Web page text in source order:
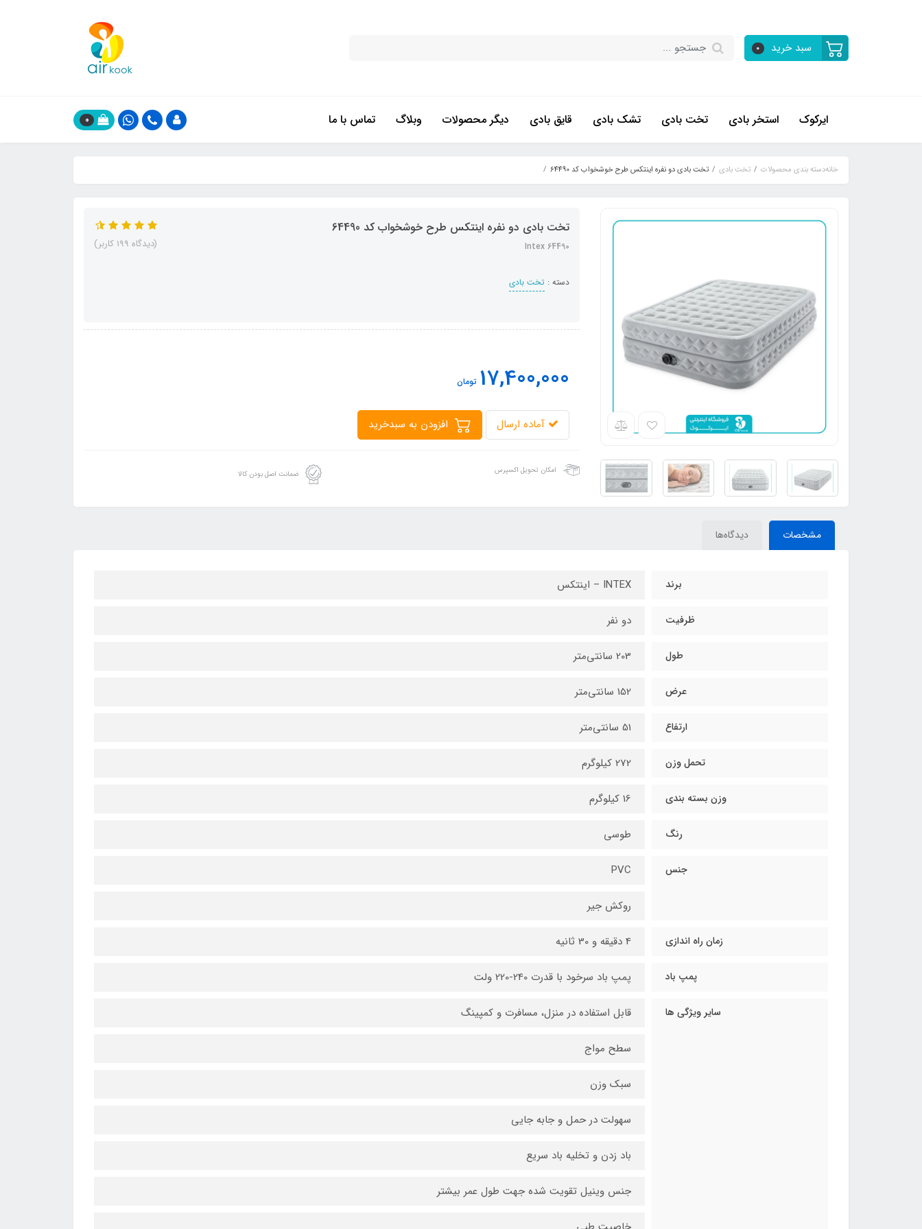
سبد خرید 0
ایرکوک استخر بادی تخت بادی تشک بادی قایق بادی دیگر محصولات وبلاگ تماس با ما 0
خانهدسته بندی محصولات تخت بادی تخت بادی دو نفره اینتکس طرح خوشخواب کد 64490
تخت بادی دو نفره اینتکس طرح خوشخواب کد 64490
Intex 64490
دسته : تخت بادی
(دیدگاه 199 کاربر)
17,400,000 تومان
آماده ارسال
امکان تحویل اکسپرس ضمانت اصل بودن کالا
مشخصات دیدگاه‌ها
برند INTEX – اینتکس
ظرفیت دو نفر
طول 203 سانتی‌متر
عرض 152 سانتی‌متر
ارتفاع 51 سانتی‌متر
تحمل وزن 272 کیلوگرم
وزن بسته بندی 16 کیلوگرم
رنگ طوسی
جنس PVC
روکش جیر
زمان راه اندازی 4 دقیقه و 30 ثانیه
پمپ باد پمپ باد سرخود با قدرت 240-220 ولت
سایر ویژگی ها قابل استفاده در منزل، مسافرت و کمپینگ
سطح مواج
سبک وزن
سهولت در حمل و جابه جایی
باد زدن و تخلیه باد سریع
جنس وینیل تقویت شده جهت طول عمر بیشتر